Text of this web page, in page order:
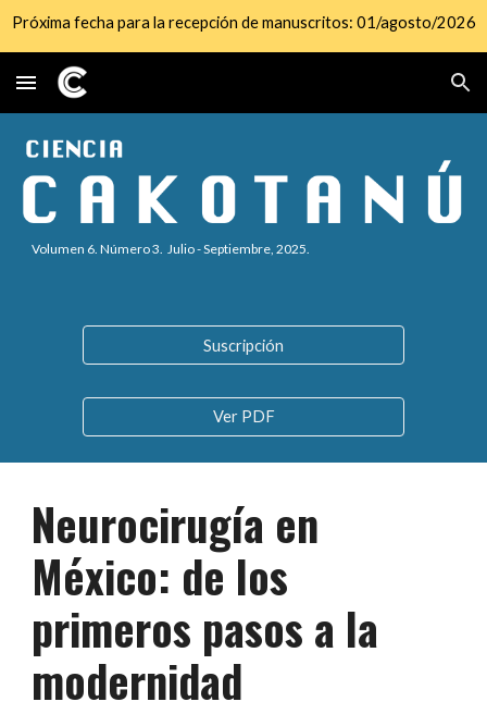
Próxima fecha para la recepción de manuscritos: 01/agosto/2026
Volumen 6. Número 3. Julio - Septiembre, 2025.
Suscripción
Ver PDF
Neurocirugía en
México: de los
primeros pasos a la
modernidad